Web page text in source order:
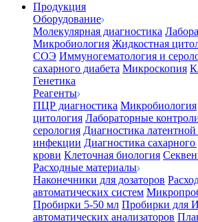
Продукция
Оборудование
Молекулярная диагностика
Микробиология Жидкостная
СОЭ Иммуногематология и
сахарного диабета Микроскопия
Генетика
Реагенты
ПЦР диагностика Микробиология
цитология Лабораторные
серология Диагностика латентной
инфекции Диагностика сахарного
крови Клеточная биология
Расходные материалы
Наконечники для дозаторов
автоматических систем
Пробирки 5-50 мл Пробирки для
автоматических анализаторов